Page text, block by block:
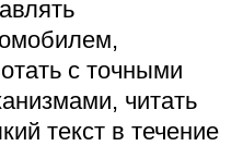
с точными
читать
текст в течение